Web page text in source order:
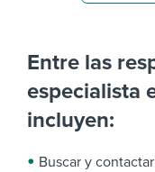
Entre las
especialista
incluyen:
Buscar y